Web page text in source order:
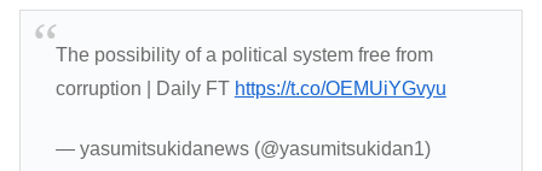
The possibility of a political system free from
corruption | Daily FT https://t.co/OEMUiYGvyu
— yasumitsukidanews (@yasumitsukidan1)